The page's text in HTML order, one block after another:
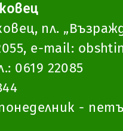
пл.
, e-mail:
0619 22085
-